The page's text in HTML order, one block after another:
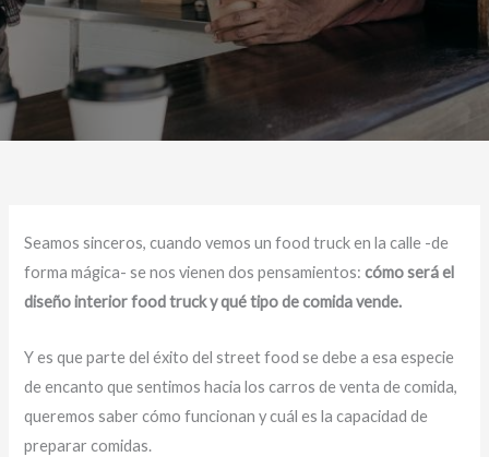
Seamos sinceros, cuando vemos un food truck en la calle -de
forma mágica- se nos vienen dos pensamientos:cómo será el
diseño interior food truck y qué tipo de comida vende.
Y es que parte del éxito del street food se debe a esa especie
de encanto que sentimos hacia los carros de venta de comida,
queremos saber cómo funcionan y cuál es la capacidad de
preparar comidas.